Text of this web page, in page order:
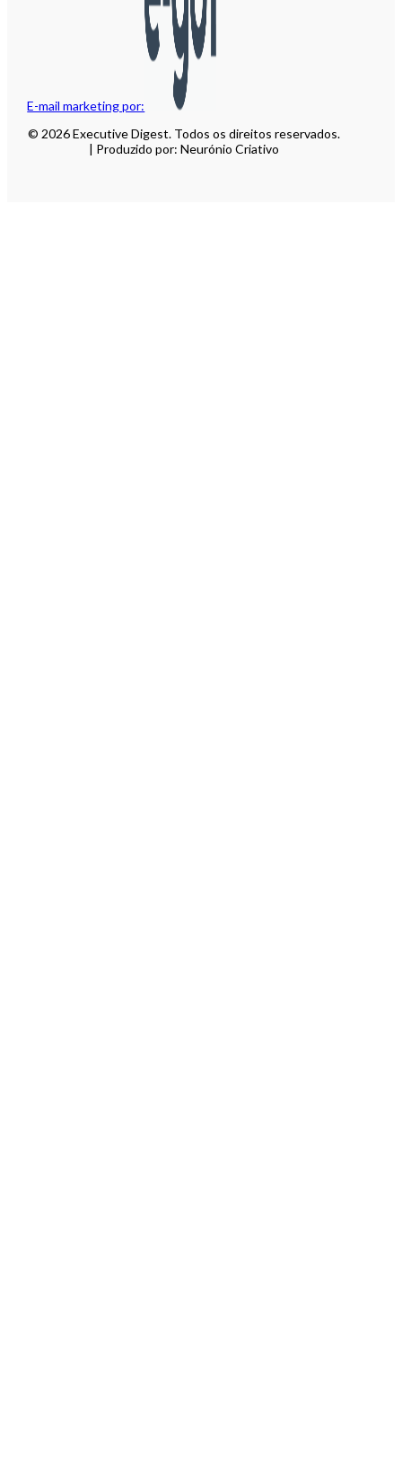
E-mail marketing por:
© 2026 Executive Digest. Todos os direitos reservados.
| Produzido por: Neurónio Criativo